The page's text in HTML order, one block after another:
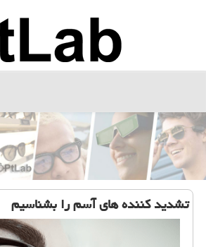
تشدید كننده های آسم را بشناسیم